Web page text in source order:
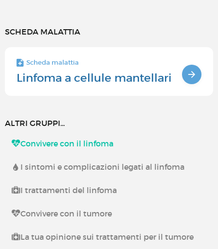
SCHEDA MALATTIA
Scheda malattia
Linfoma a cellule mantellari
ALTRI GRUPPI...
Convivere con il linfoma
I sintomi e complicazioni legati al linfoma
I trattamenti del linfoma
Convivere con il tumore
La tua opinione sui trattamenti per il tumore